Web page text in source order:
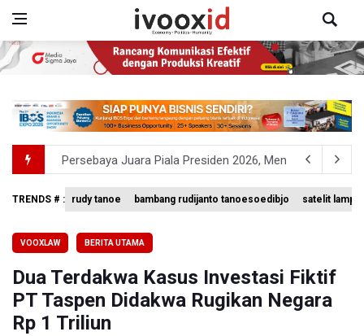
Persebaya Juara Piala Presiden 2026, Menang Adu
Dari Literasi Teks ke Literasi Multimodal
Menperin Sebut Insentif Kendaraan Listrik untuk Produk
Sri Mulyani Indrawati Kembali ke Bank Dunia
TRENDS # : rudy tanoe bambang rudijanto tanoesoedibjo satelit
VOOXLAW BERITA UTAMA
Dua Terdakwa Kasus Investasi Fiktif
PT Taspen Didakwa Rugikan Negara
Rp 1 Triliun